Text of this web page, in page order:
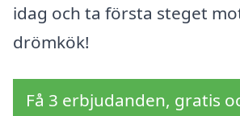
idag och ta första steget
drömkök!
Få 3 erbjudanden, gratis